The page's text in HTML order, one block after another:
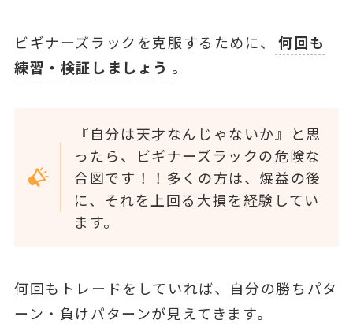
ビギナーズラックを克服するために、
何回も
練習・検証しましょう 。
『自分は天才なんじゃないか』と思
ったら、ビギナーズラックの危険な
合図です！！多くの方は、爆益の後
に、それを上回る大損を経験してい
ます。
何回もトレードをしていれば、自分の勝ちパタ
ーン・負けパターンが見えてきます。